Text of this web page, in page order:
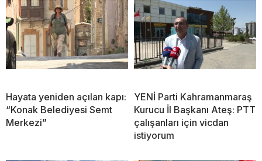
Hayata yeniden açılan kapı:
“Konak Belediyesi Semt
Merkezi”
YENİ Parti Kahramanmaraş
Kurucu İl Başkanı Ateş: PTT
çalışanları için vicdan
istiyorum